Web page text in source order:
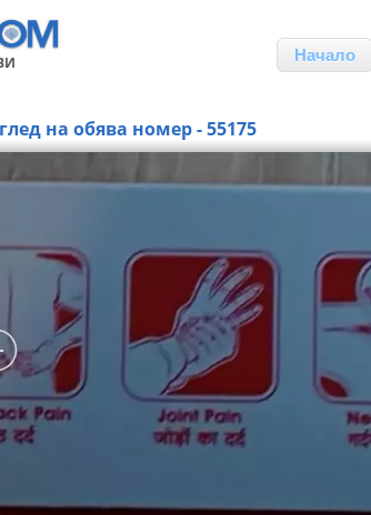
Начало
на обява номер - 55175